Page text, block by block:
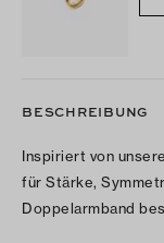
BESCHREIBUNG
Inspiriert von
für Stärke,
Doppelarmband